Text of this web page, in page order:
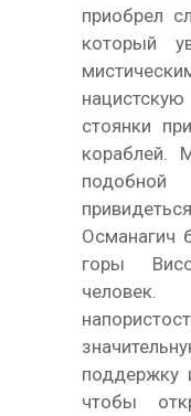
приобрел
который
стоянки
кораблей.
Османагич
горы
поддержку
чтобы